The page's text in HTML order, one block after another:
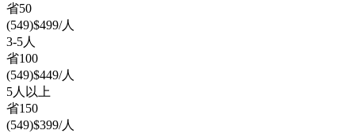
省50
(549)$499/人
3-5人
省100
(549)$449/人
5人以上
省150
(549)$399/人